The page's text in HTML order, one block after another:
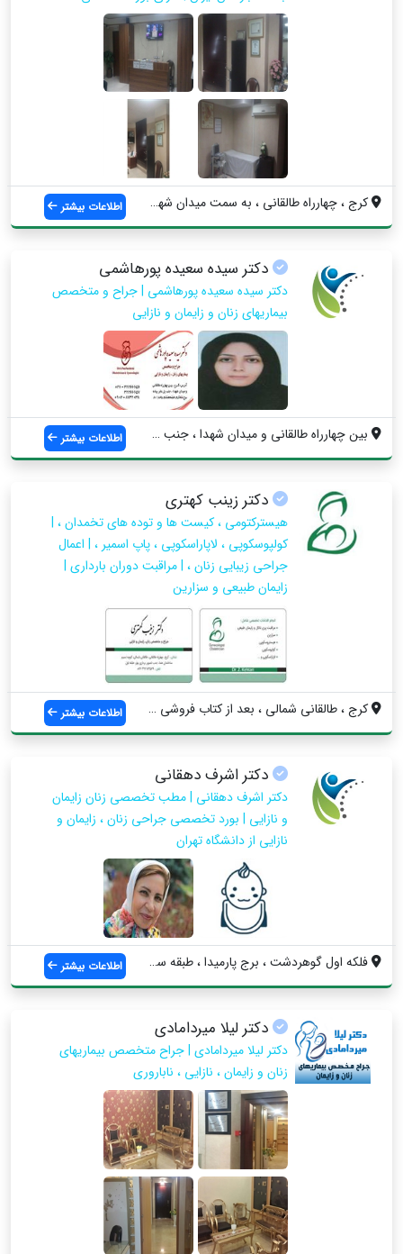
کرج ، چهارراه طالقانی ، به سمت میدان شهد... اطلاعات بیشتر
دکتر سیده سعیده پورهاشمی
دکتر سیده سعیده پورهاشمی | جراح و متخصص
بیماریهای زنان و زایمان و نازایی
بین چهارراه طالقانی و میدان شهدا ، جنب پ... اطلاعات بیشتر
دکتر زینب کهتری
هیسترکتومی ، کیست ها و توده های تخمدان ، |
کولپوسکوپی ، لاپاراسکوپی ، پاپ اسمیر ، | اعمال
جراحی زیبایی زنان ، | مراقبت دوران بارداری |
زایمان طبیعی و سزارین
کرج ، طالقانی شمالی ، بعد از کتاب فروشی ... اطلاعات بیشتر
دکتر اشرف دهقانی
دکتر اشرف دهقانی | مطب تخصصی زنان زایمان
و نازایی | بورد تخصصی جراحی زنان ، زایمان و
نازایی از دانشگاه تهران
فلکه اول گوهردشت ، برج پارمیدا ، طبقه سو... اطلاعات بیشتر
دکتر لیلا میردامادی
دکتر لیلا میردامادی | جراح متخصص بیماریهای
زنان و زایمان ، نازایی ، ناباروری